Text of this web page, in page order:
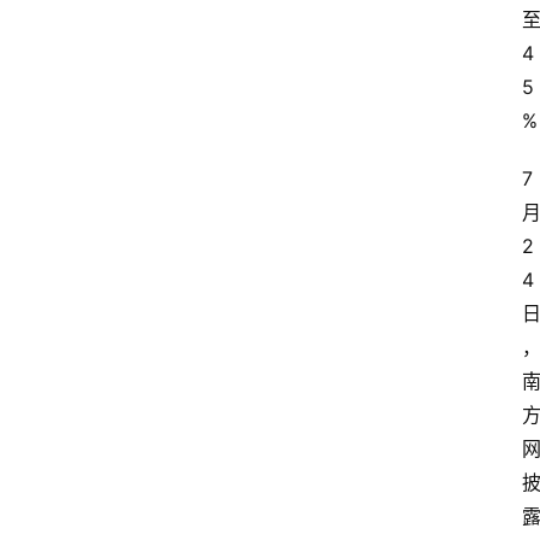
至
4
5
%
7
月
2
4
日
，
南
方
网
披
露